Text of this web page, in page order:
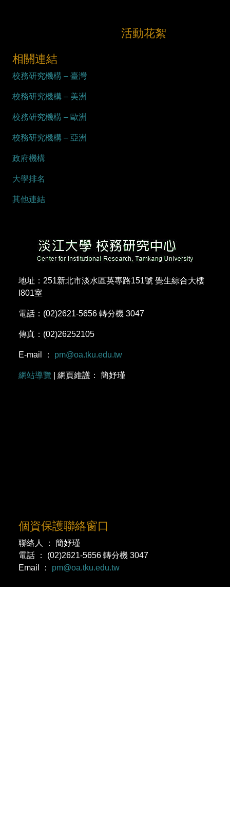
活動花絮
相關連結
校務研究機構 – 臺灣
校務研究機構 – 美洲
校務研究機構 – 歐洲
校務研究機構 – 亞洲
政府機構
大學排名
其他連結
地址：251新北市淡水區英專路151號 覺生綜合大樓
I801室
電話：(02)2621-5656 轉分機 3047
傳真：(02)26252105
E-mail ： pm@oa.tku.edu.tw
網站導覽 | 網頁維護： 簡妤瑾
個資保護聯絡窗口
聯絡人 ： 簡妤瑾
電話 ： (02)2621-5656 轉分機 3047
Email ： pm@oa.tku.edu.tw